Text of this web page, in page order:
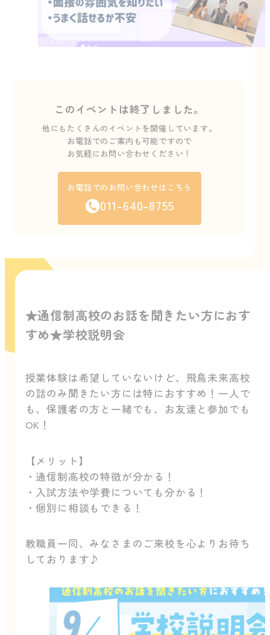
このイベントは終了しました。
他にもたくさんのイベントを開催しています。
お電話でのご案内も可能ですので
お気軽にお問い合わせください！
お電話でのお問い合わせはこちら
011-640-8755
★通信制高校のお話を聞きたい方におす
すめ★学校説明会
授業体験は希望していないけど、飛鳥未来高校
の話のみ聞きたい方には特におすすめ！一人で
も、保護者の方と一緒でも、お友達と参加でも
OK！
【メリット】
・通信制高校の特徴が分かる！
・入試方法や学費についても分かる！
・個別に相談もできる！
教職員一同、みなさまのご来校を心よりお待ち
しております♪